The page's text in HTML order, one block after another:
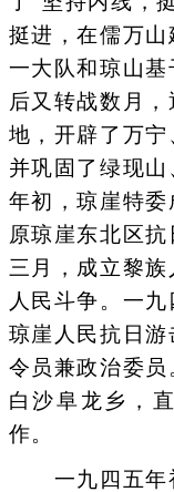
挺进，在儒万
一大队和琼山基
后又转战数月
地，开辟了万
并巩固了绿现
年初，琼崖特
原琼崖东北区抗
三月，成立黎
人民斗争。一
琼崖人民抗日
令员兼政治委
白沙阜龙乡，
作。
一九四五年